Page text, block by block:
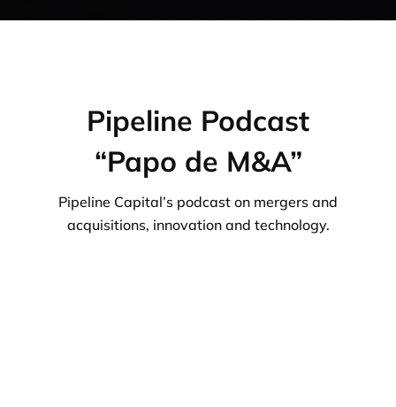
Pipeline Podcast
“Papo de M&A”
Pipeline Capital’s podcast on mergers and
acquisitions, innovation and technology.